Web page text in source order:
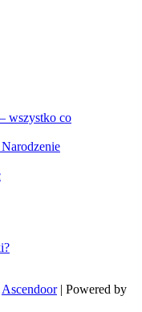
wszystko co
Ascendoor| Powered by